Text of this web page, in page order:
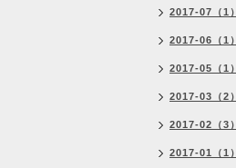
2017-07（1）
2017-06（1）
2017-05（1）
2017-03（2）
2017-02（3）
2017-01（1）